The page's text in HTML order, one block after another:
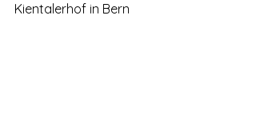
Kientalerhof in Bern